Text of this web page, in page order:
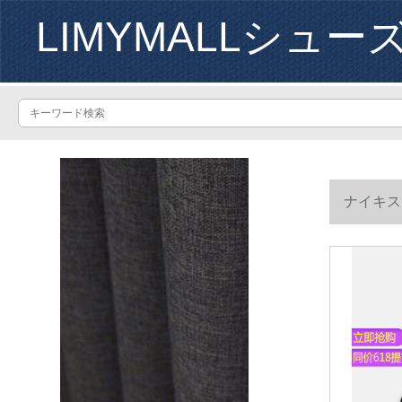
LIMYMALLシュー
ナイキ
ロゴマ42.5